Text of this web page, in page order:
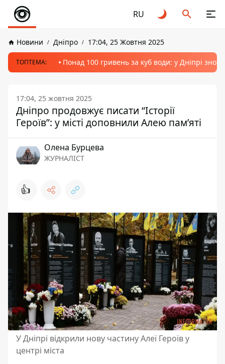
RU
Новини Дніпро 17:04, 25 Жовтня 2025
ТОПТЕМА: Понад 100 гривень за куб води: у Дніпрі
17:04, 25 жовтня 2025
Дніпро продовжує писати “Історії
Героїв”: у місті доповнили Алею пам’яті
Олена Бурцева
ЖУРНАЛІСТ
👍
У Дніпрі відкрили нову частину Алеї Героїв у
центрі міста